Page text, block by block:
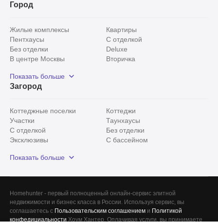
Город
Жилые комплексы
Квартиры
Пентхаусы
С отделкой
Без отделки
Deluxe
В центре Москвы
Вторичка
Рядом с парком
С панорамными окнами
Показать больше
Загород
Коттеджные поселки
Коттеджи
Участки
Таунхаусы
С отделкой
Без отделки
Эксклюзивы
С бассейном
Красногорский район
Показать больше
Homehunter - первый полноценный онлайн-сервис элитной
недвижимости и бизнес класса в России. Используя сервис, вы
соглашаетесь с Пользовательским соглашением и Политикой
конфедициальности Хоум Хантер. Оплачивая услуги, вы принимаете
Вчера
За неделю 0